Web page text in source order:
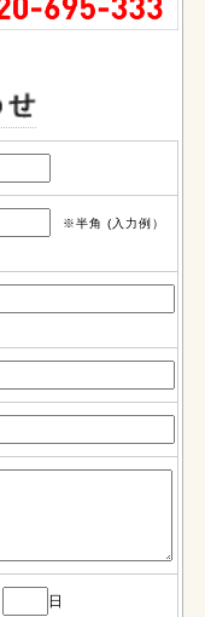
※半角 (入力例）
日